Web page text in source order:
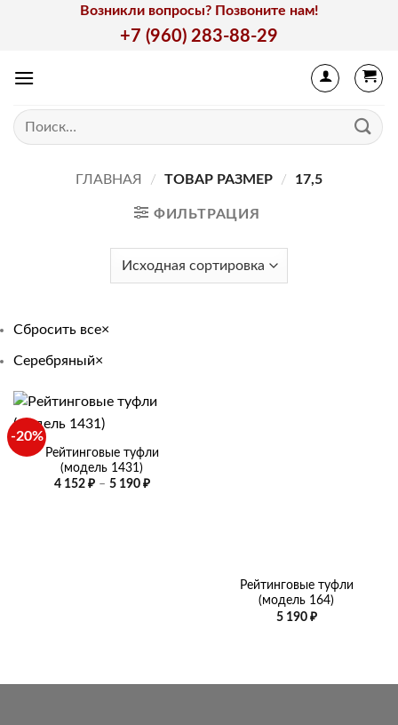
Возникли вопросы? Позвоните нам!
+7 (960) 283-88-29
Искать:
ГЛАВНАЯ / ТОВАР РАЗМЕР / 17,5
ФИЛЬТРАЦИЯ
Сбросить все×
Серебряный×
-20%
Рейтинговые туфли
(модель 1431)
4 152 ₽ – 5 190 ₽Диапазон
Рейтинговые туфли
(модель 164)
5 190 ₽